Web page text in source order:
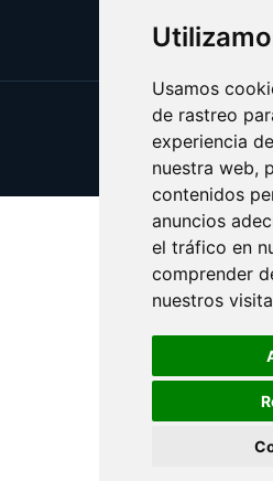
Usamos
de rastreo
experiencia
nuestra web,
contenidos
anuncios
el tráfico en
comprender
nuestros
Update cookies
Copyright ©